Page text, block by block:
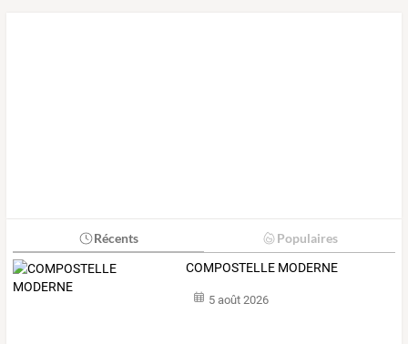
Récents Populaires
COMPOSTELLE MODERNE
5 août 2026